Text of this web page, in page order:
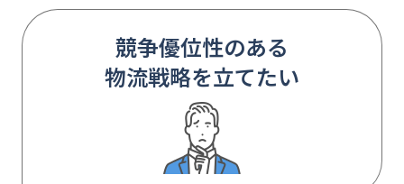
競争優位性のある
物流戦略を立てたい